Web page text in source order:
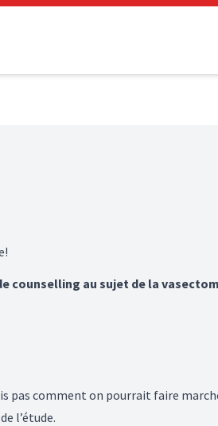
counselling au sujet de la
pas comment on pourrait faire
l’étude.